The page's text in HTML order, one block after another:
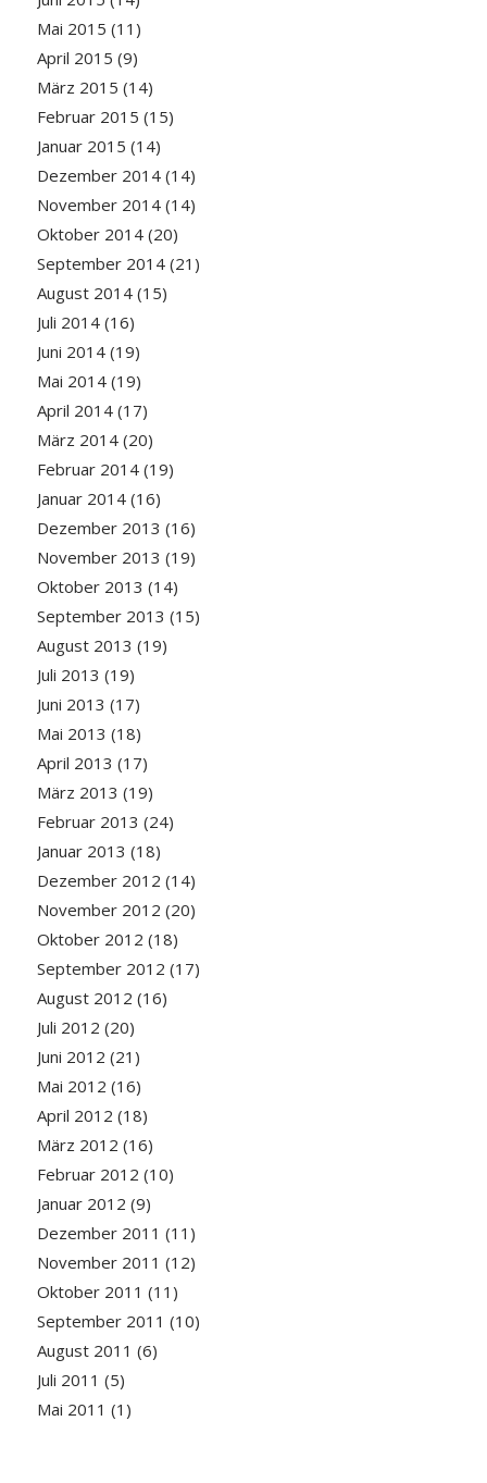
Mai 2015 (11)
April 2015 (9)
März 2015 (14)
Februar 2015 (15)
Januar 2015 (14)
Dezember 2014(14)
November 2014(14)
Oktober 2014(20)
September 2014(21)
August 2014(15)
Juli 2014(16)
Juni 2014(19)
Mai 2014(19)
April 2014(17)
März 2014(20)
Februar 2014(19)
Januar 2014(16)
Dezember 2013 (16)
November 2013 (19)
Oktober 2013 (14)
September 2013 (15)
August 2013 (19)
Juli 2013 (19)
Juni 2013 (17)
Mai 2013 (18)
April 2013 (17)
März 2013 (19)
Februar 2013 (24)
Januar 2013 (18)
Dezember 2012 (14)
November 2012 (20)
Oktober 2012 (18)
September 2012 (17)
August 2012 (16)
Juli 2012 (20)
Juni 2012 (21)
Mai 2012 (16)
April 2012 (18)
März 2012 (16)
Februar 2012 (10)
Januar 2012 (9)
Dezember 2011 (11)
November 2011 (12)
Oktober 2011 (11)
September 2011 (10)
August 2011 (6)
Juli 2011 (5)
Mai 2011 (1)